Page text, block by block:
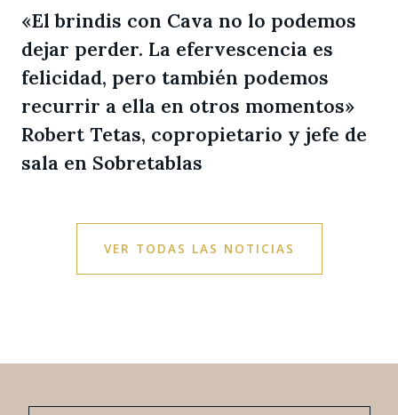
«El brindis con Cava no lo podemos
dejar perder. La efervescencia es
felicidad, pero también podemos
recurrir a ella en otros momentos»
Robert Tetas, copropietario y jefe de
sala en Sobretablas
VER TODAS LAS NOTICIAS